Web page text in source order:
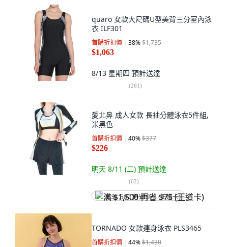
quaro 女款大尺碼U型美背三分室內泳
衣 ILF301
首購折扣價 38%$1,735
$1,063
8/13 星期四 預計送達
(261)
愛北鼻 成人女款 長袖分體泳衣5件組,
米黑色
首購折扣價 40%$377
$226
明天 8/11 (二) 預計送達
(62)
满 $1,500 再省 $75 (王道卡)
TORNADO 女款連身泳衣 PLS3465
首購折扣價 44%$1,430